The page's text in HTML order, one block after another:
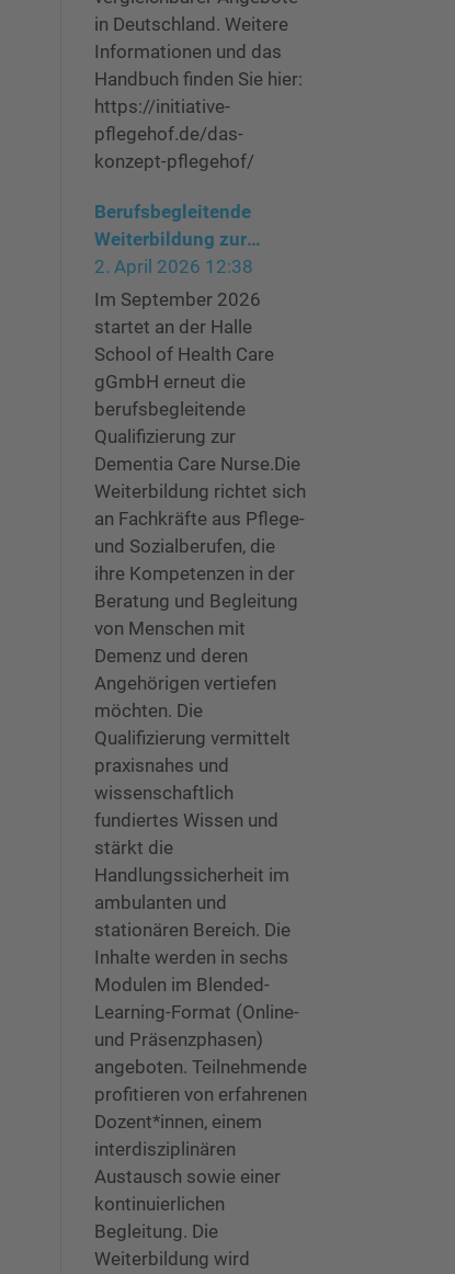
in Deutschland. Weitere
Informationen und das
Handbuch finden Sie hier:
https://initiative-
pflegehof.de/das-
konzept-pflegehof/
Berufsbegleitende
Weiterbildung zur
Dementia Care Nurse –
Start September 2026
2. April 2026 12:38
Im September 2026
startet an der Halle
School of Health Care
gGmbH erneut die
berufsbegleitende
Qualifizierung zur
Dementia Care Nurse.Die
Weiterbildung richtet sich
an Fachkräfte aus Pflege-
und Sozialberufen, die
ihre Kompetenzen in der
Beratung und Begleitung
von Menschen mit
Demenz und deren
Angehörigen vertiefen
möchten. Die
Qualifizierung vermittelt
praxisnahes und
wissenschaftlich
fundiertes Wissen und
stärkt die
Handlungssicherheit im
ambulanten und
stationären Bereich. Die
Inhalte werden in sechs
Modulen im Blended-
Learning-Format (Online-
und Präsenzphasen)
angeboten. Teilnehmende
profitieren von erfahrenen
Dozent*innen, einem
interdisziplinären
Austausch sowie einer
kontinuierlichen
Begleitung. Die
Weiterbildung wird